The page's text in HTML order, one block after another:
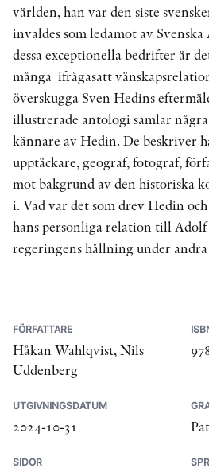
världen, han var den siste
invaldes som ledamot av
dessa exceptionella bedrifter är
många ­ ifrågasatt
överskugga Sven Hedins
illustrerade antologi samlar
kännare av Hedin. De beskriver
upptäckare, geograf, fotograf,
mot bakgrund av den historiska
i. Vad var det som drev Hedin
hans personliga relation till
regeringens hållning under
FÖRFATTARE
Håkan Wahlqvist, Nils
Uddenberg
UTGIVNINGSDATUM
2024-10-31
SIDOR